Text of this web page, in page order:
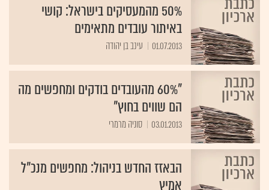
50% מהמעסיקים בישראל: קושי
באיתור עובדים מתאימים
01.07.2013 עינב בן יהודה
"60% מהעובדים בודקים ומחפשים מה
הם שווים בחוץ"
03.01.2013 סוניה מרמרי
הבאזז החדש בניהול: מחפשים מנכ"ל
אמיץ